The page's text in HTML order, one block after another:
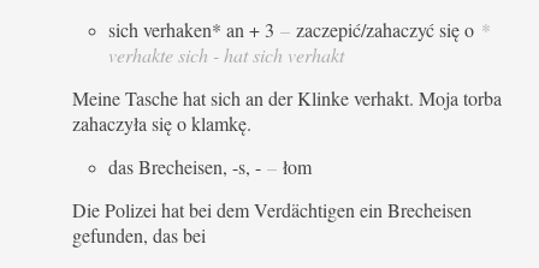
sich verhaken* an + 3 – zaczepić/zahaczyć się o *
verhakte sich - hat sich verhakt
Meine Tasche hat sich an der Klinke verhakt. Moja torba
zahaczyła się o klamkę.
das Brecheisen, -s, - – łom
Die Polizei hat bei dem Verdächtigen ein Brecheisen
gefunden, das bei